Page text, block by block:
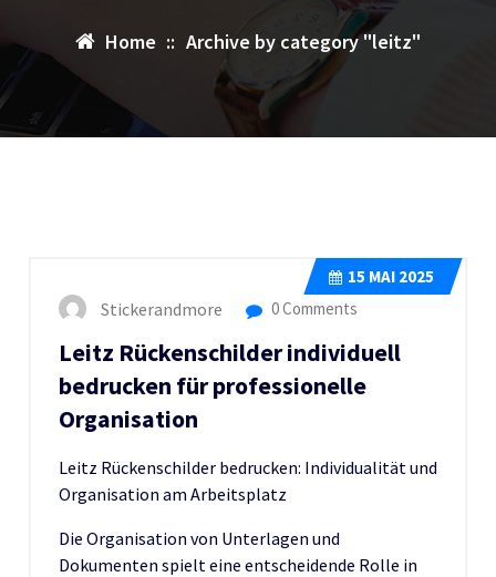
Home :: Archive by category "leitz"
15 MAI 2025
Stickerandmore 0 Comments
Leitz Rückenschilder individuell
bedrucken für professionelle
Organisation
Leitz Rückenschilder bedrucken: Individualität und
Organisation am Arbeitsplatz
Die Organisation von Unterlagen und
Dokumenten spielt eine entscheidende Rolle in